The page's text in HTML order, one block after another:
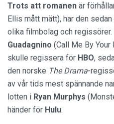
Trots att romanen är
Ellis mått mätt), har den
olika filmbolag och
Guadagnino (Call Me By Your
skulle regissera för HBO,
den norske The Drama-
av vår tids mest spännande
lotten i Ryan Murphys
händer för Hulu.